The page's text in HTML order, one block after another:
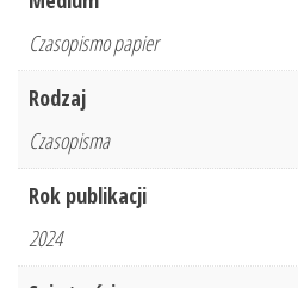
Czasopismo papier
Rodzaj
Czasopisma
Rok publikacji
2024